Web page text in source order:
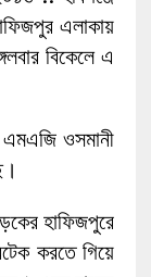
এলাকায়
বিকেলে এ
ওসমানী
হাফিজপুরে
করতে গিয়ে